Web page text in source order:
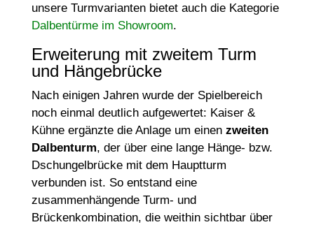
unsere Turmvarianten bietet auch die Kategorie
Dalbentürme im Showroom.
Erweiterung mit zweitem Turm
und Hängebrücke
Nach einigen Jahren wurde der Spielbereich
noch einmal deutlich aufgewertet: Kaiser &
Kühne ergänzte die Anlage um einen zweiten
Dalbenturm, der über eine lange Hänge- bzw.
Dschungelbrücke mit dem Hauptturm
verbunden ist. So entstand eine
zusammenhängende Turm- und
Brückenkombination, die weithin sichtbar über